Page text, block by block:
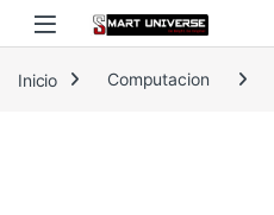
Skip to navigation
Skip to content
Inicio Computacion